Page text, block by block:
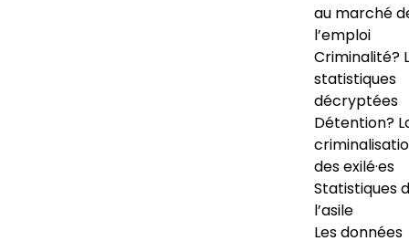
au marché
l’emploi
Criminalité?
statistiques
décryptées
Détention?
des exilé·es
Statistiques
l’asile
Les données